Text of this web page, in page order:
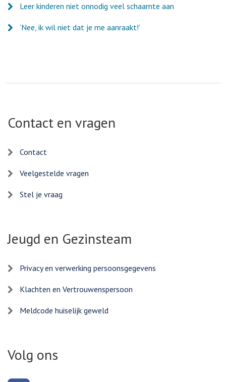
Leer kinderen niet onnodig veel schaamte aan
‘Nee, ik wil niet dat je me aanraakt!’
Contact en vragen
Contact
Veelgestelde vragen
Stel je vraag
Jeugd en Gezinsteam
Privacy en verwerking persoonsgegevens
Klachten en Vertrouwenspersoon
Meldcode huiselijk geweld
Volg ons